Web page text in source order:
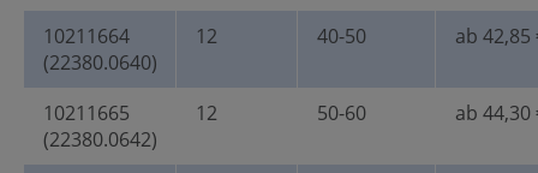
10211664
(22380.0640)
12 40-50 ab 42,85
10211665
(22380.0642)
12 50-60 ab 44,30